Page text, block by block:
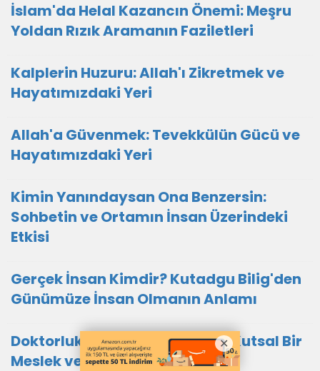
İslam'da Helal Kazancın Önemi: Meşru
Yoldan Rızık Aramanın Faziletleri
Kalplerin Huzuru: Allah'ı Zikretmek ve
Hayatımızdaki Yeri
Allah'a Güvenmek: Tevekkülün Gücü ve
Hayatımızdaki Yeri
Kimin Yanındaysan Ona Benzersin:
Sohbetin ve Ortamın İnsan Üzerindeki
Etkisi
Gerçek İnsan Kimdir? Kutadgu Bilig'den
Günümüze İnsan Olmanın Anlamı
Doktorluk: İnsanlığa Adanmış Kutsal Bir
Meslek ve Toplumun Baş Tacı